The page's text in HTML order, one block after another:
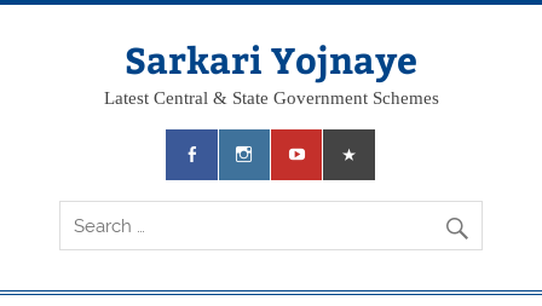
Skip
Sarkari Yojnaye
Latest Central & State Government Schemes